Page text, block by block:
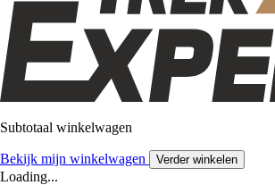
Subtotaal winkelwagen
Bekijk mijn winkelwagen Verder winkelen
Loading...